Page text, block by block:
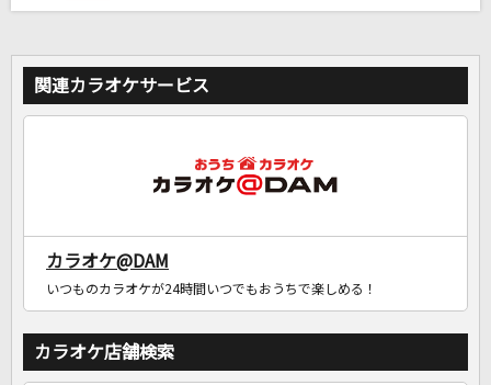
家族や友達と一緒に！練習にも！
関連カラオケサービス
カラオケ@DAM
いつものカラオケが24時間いつでもおうちで楽しめる！
カラオケ店舗検索